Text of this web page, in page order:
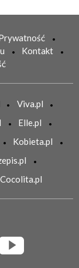
Kontakt
Viva.pl
Elle.pl
Kobieta.pl
Cocolita.pl